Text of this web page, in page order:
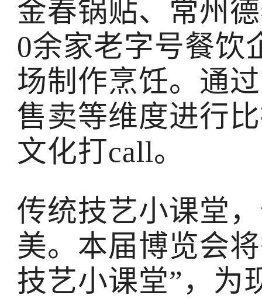
金春锅贴、常州
0余家老字号餐饮
场制作烹饪。通
售卖等维度进行
文化打call。
传统技艺小课堂
美。本届博览会
技艺小课堂”，为